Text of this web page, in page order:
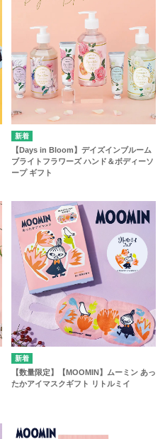
【Days in Bloom】デイズインブルーム
ブライトフラワーズ ハンド＆ボディーソ
ープ ギフト
【数量限定】【MOOMIN】ムーミン あっ
たかアイマスクギフト リトルミイ